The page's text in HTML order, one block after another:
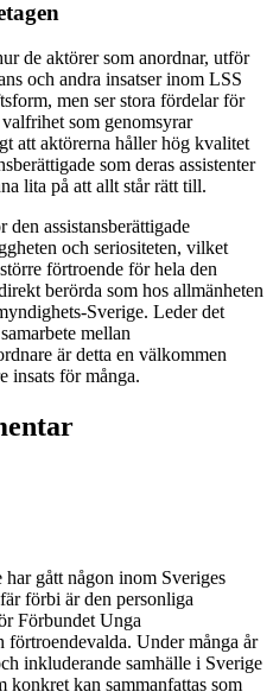
de aktörer som anordnar, utför
och andra insatser inom LSS
men ser stora fördelar för
som genomsyrar
att aktörerna håller hög kvalitet
som deras assistenter
lita på att allt står rätt till.
assistansberättigade
och seriositeten, vilket
förtroende för hela den
berörda som hos allmänheten
Sverige. Leder det
mellan
är detta en välkommen
insats för många.
gått någon inom Sveriges
förbi är den personliga
Förbundet Unga
förtroendevalda. Under många år
inkluderande samhälle i Sverige
konkret kan sammanfattas som